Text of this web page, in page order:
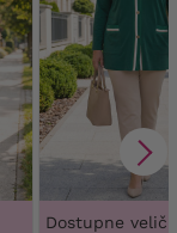
Dostupne